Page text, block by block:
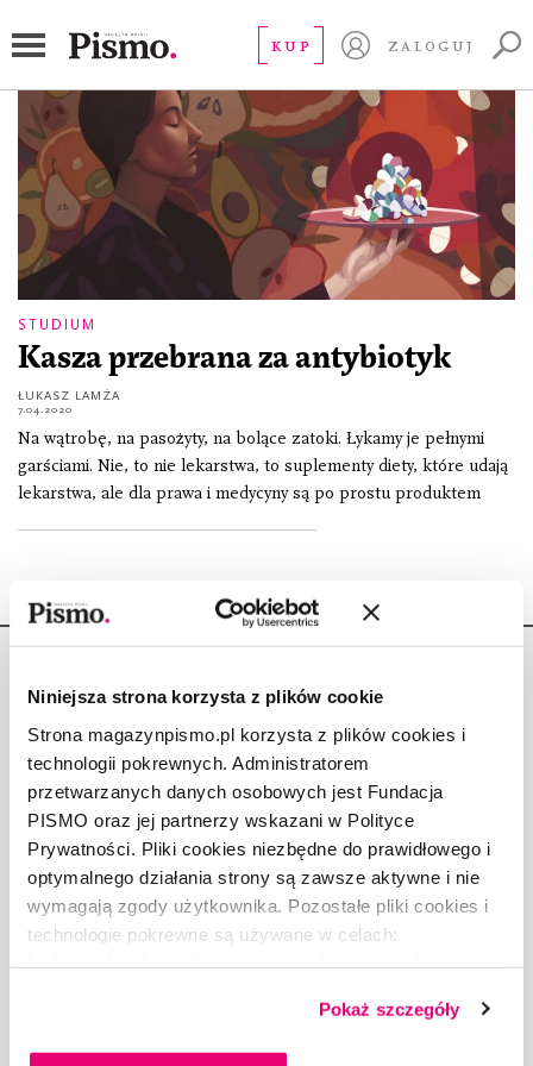
Niniejsza strona korzysta z plików cookie
Strona magazynpismo.pl korzysta z plików cookies i
technologii pokrewnych. Administratorem
przetwarzanych danych osobowych jest Fundacja
PISMO oraz jej partnerzy wskazani w Polityce
Prywatności. Pliki cookies niezbędne do prawidłowego i
optymalnego działania strony są zawsze aktywne i nie
wymagają zgody użytkownika. Pozostałe pliki cookies i
technologie pokrewne są używane w celach:
dobrowolną zgodę na pliki cookies i technologie
pokrewne, zgadzasz się na przechowywanie informacji
Pokaż szczegóły
KUP ZALOGUJ
STUDIUM
Kasza przebrana za antybiotyk
ŁUKASZ LAMŻA
7.04.2020
Na wątrobę, na pasożyty, na bolące zatoki. Łykamy je pełnymi
garściami. Nie, to nie lekarstwa, to suplementy diety, które udają
lekarstwa, ale dla prawa i medycyny są po prostu produktem
Copyright © Fundacja Pismo
O „PIŚMIE”
ABOUT PISMO
FACT-CHECKING W „PIŚMIE”